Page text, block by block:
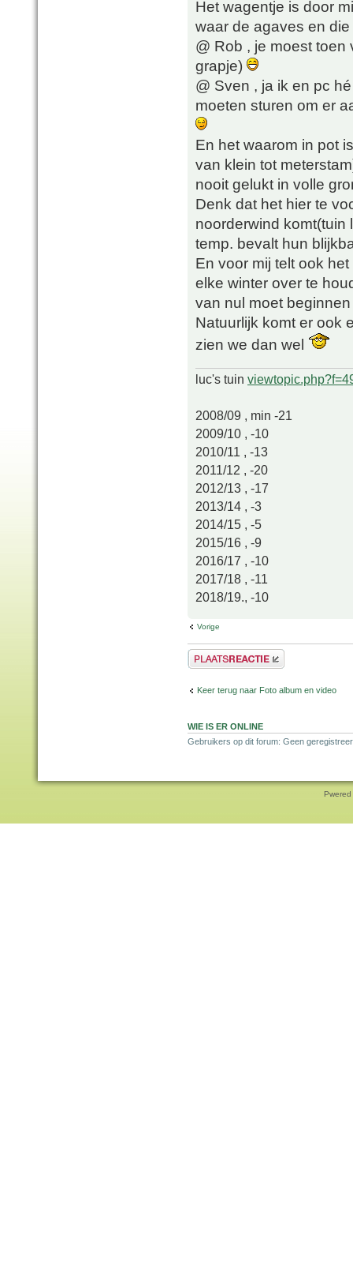
Het wagentje is door
waar de agaves en
@ Rob , je moest
grapje)
@ Sven , ja ik en pc
moeten sturen om er
En het waarom in pot
van klein tot
nooit gelukt in volle
Denk dat het hier te
noorderwind komt(tuin
temp. bevalt hun
En voor mij telt ook
elke winter over te
van nul moet beginnen
Natuurlijk komt er ook
zien we dan wel
luc's tuin
2008/09 , min -21
2009/10 , -10
2010/11 , -13
2011/12 , -20
2012/13 , -17
2013/14 , -3
2014/15 , -5
2015/16 , -9
2016/17 , -10
2017/18 , -11
2018/19., -10
Vorige
Plaats een reactie
Keer terug naar Foto album en video
WIE IS ER ONLINE
Gebruikers op dit forum: Geen